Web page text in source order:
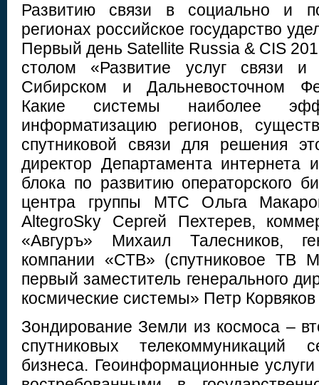
Развитию связи в социально и
регионах российское государство
Первый день Satellite Russia & CIS
столом «Развитие услуг связи
Сибирском и Дальневосточном
Какие системы наиболее
информатизацию регионов,
спутниковой связи для решения
директор Департамента интернета
блока по развитию операторского
центра группы МТС Ольга
AltegroSky Сергей Пехтерев,
«Авгуръ» Михаил Талесников,
компании «СТВ» (спутниковое ТВ
первый заместитель генерального
космические системы» Петр
Зондирование Земли из космоса –
спутниковых телекоммуникаций
бизнеса. Геоинформационные